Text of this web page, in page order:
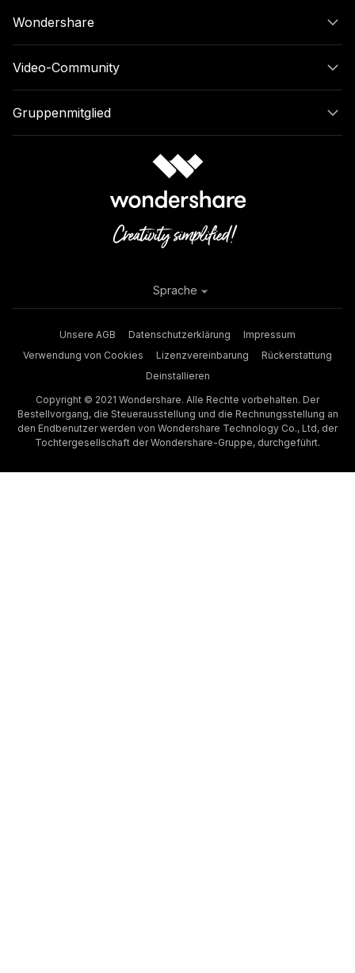
Wondershare
Video-Community
Gruppenmitglied
Unsere AGB Datenschutzerklärung
Impressum
Verwendung von Cookies
Lizenzvereinbarung
Rückerstattung
Deinstallieren
Copyright © 2021 Wondershare. Alle Rechte vorbehalten. Der
Bestellvorgang, die Steuerausstellung und die Rechnungsstellung an
den Endbenutzer werden von Wondershare Technology Co., Ltd, der
Tochtergesellschaft der Wondershare-Gruppe, durchgeführt.
Sprache